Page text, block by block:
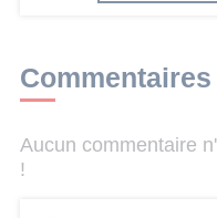
Commentaires
Aucun commentaire
!